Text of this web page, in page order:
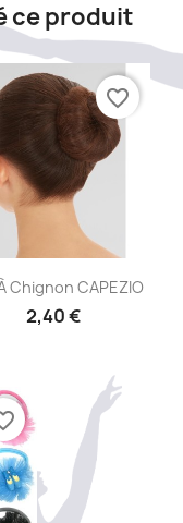
ce produit
Aperçu rapide
Chignon CAPEZIO
2,40 €
favorite_border